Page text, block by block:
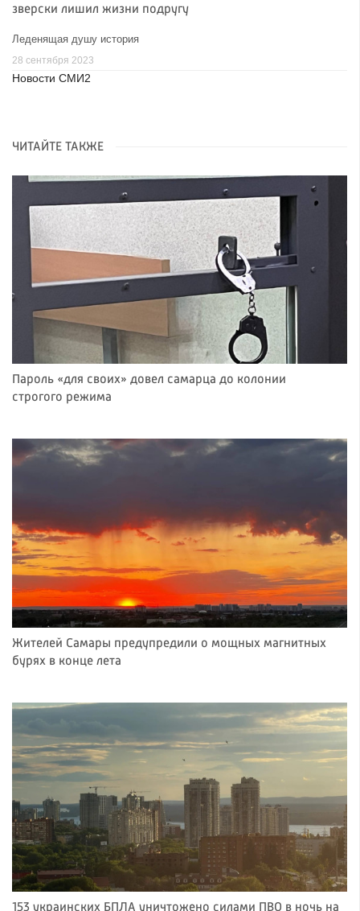
зверски лишил жизни подругу
Леденящая душу история
28 сентября 2023
Новости СМИ2
ЧИТАЙТЕ ТАКЖЕ
Пароль «для своих» довел самарца до колонии
строгого режима
Жителей Самары предупредили о мощных магнитных
бурях в конце лета
153 украинских БПЛА уничтожено силами ПВО в ночь на